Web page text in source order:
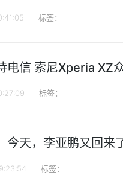
标签：
电信 索尼Xperia XZ
标签：
今天，李亚鹏又回来
标签：